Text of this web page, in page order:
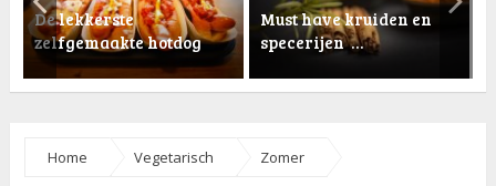
De lekkerste
zelfgemaakte hotdog
Must have kruiden en
specerijen …
Home Vegetarisch Zomer